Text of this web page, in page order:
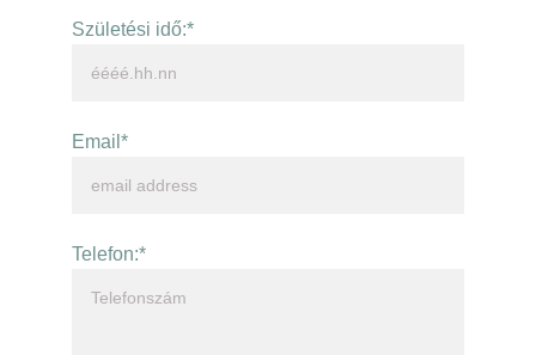
Születési idő:*
Email*
Telefon:*